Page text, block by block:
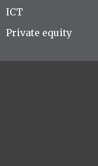
ICT
Private equity